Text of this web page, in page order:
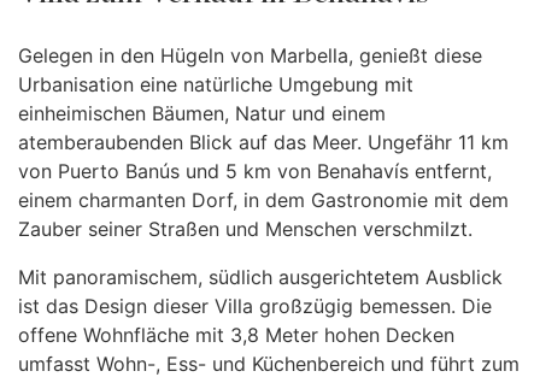
Gelegen in den Hügeln von Marbella, genießt diese
Urbanisation eine natürliche Umgebung mit
einheimischen Bäumen, Natur und einem
atemberaubenden Blick auf das Meer. Ungefähr 11 km
von Puerto Banús und 5 km von Benahavís entfernt,
einem charmanten Dorf, in dem Gastronomie mit dem
Zauber seiner Straßen und Menschen verschmilzt.
Mit panoramischem, südlich ausgerichtetem Ausblick
ist das Design dieser Villa großzügig bemessen. Die
offene Wohnfläche mit 3,8 Meter hohen Decken
umfasst Wohn-, Ess- und Küchenbereich und führt zum